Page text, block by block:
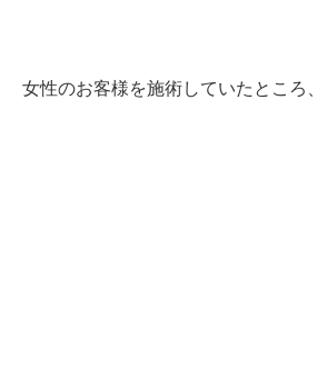
女性のお客様を施術していたところ、